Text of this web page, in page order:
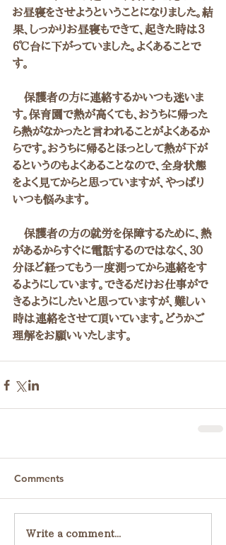
お昼寝をさせようということになりました。結
果、しっかりお昼寝もできて、起きた時は３
６℃台に下がっていました。よくあることで
す。
保護者の方に連絡するかいつも迷いま
す。保育園で熱が高くても、おうちに帰った
ら熱がなかったと言われることがよくあるか
らです。おうちに帰るとほっとして熱が下が
るというのもよくあることなので、全身状態
をよく見てからと思っていますが、やっぱり
いつも悩みます。
保護者の方の就労を保障するために、熱
があるからすぐに電話するのではなく、３０
分ほど経ってもう一度測ってから連絡をす
るようにしています。できるだけお仕事がで
きるようにしたいと思っていますが、難しい
時は連絡をさせて頂いています。どうかご
理解をお願いいたします。
Comments
Write a comment...